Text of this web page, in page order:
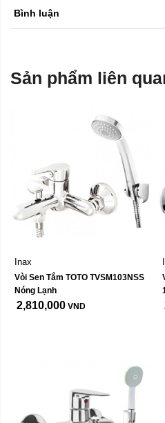
Bình luận
Sản phẩm liên
Inax
Vòi Sen Tắm TOTO TVSM103NSS
Nóng Lạnh
2,810,000 VND